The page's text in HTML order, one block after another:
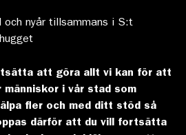
nyår tillsammans i S:t
att göra allt vi kan för att
i vår stad som
fler och med ditt stöd så
därför att du vill fortsätta